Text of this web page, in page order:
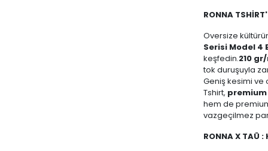
RONNA
Oversize
Serisi Model 4
keşfedin.210
tok duruşuyla
Geniş kesimi ve
Tshirt,
hem de
vazgeçilmez
RONNA X TAÜ